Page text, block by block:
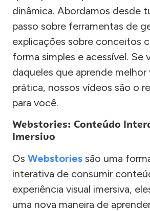
dinâmica. Abordamos desde
passo sobre ferramentas de
explicações sobre conceitos
forma simples e acessível. Se
daqueles que aprende melhor
prática, nossos vídeos são o
para você.
Webstories: Conteúdo
Imersivo
Os Webstories são uma
interativa de consumir
experiência visual imersiva,
uma nova maneira de